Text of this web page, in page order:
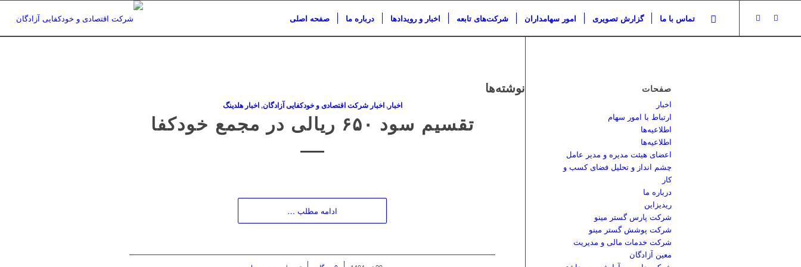
صفحه اصلی درباره ما اخبار و رویدادها شرکت‌های تابعه امور سهامداران گزارش تصویری تماس با ما
نوشته‌ها
اخبار,اخبار شرکت اقتصادی و خودکفایی آزادگان,اخبار هلدینگ
تقسیم سود ۶۵۰ ریالی در مجمع خودکفا
ادامه مطلب …
صفحات
اخبار
ارتباط با امور سهام
اطلاعیه‌ها
اطلاعیه‌ها
اعضای هیئت مدیره و مدیر عامل
چشم انداز و تحلیل فضای کسب و
کار
درباره ما
ریدیزاین
شرکت پارس گستر مینو
شرکت پوشش گستر مینو
شرکت خدمات مالی و مدیریت
معین آزادگان